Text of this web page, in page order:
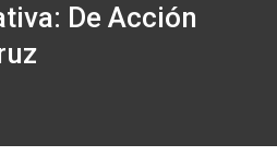
De Acción